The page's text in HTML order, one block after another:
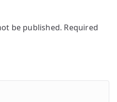
be published. Required